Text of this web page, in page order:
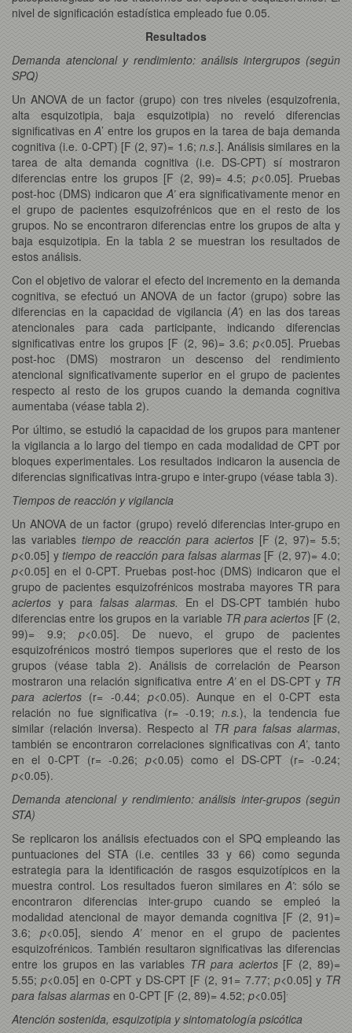
nivel de significación estadística empleado fue 0.05.
Resultados
Demanda atencional y rendimiento: análisis intergrupos (según
SPQ)
Un ANOVA de un factor (grupo) con tres niveles (esquizofrenia,
alta esquizotipia, baja esquizotipia) no reveló diferencias
significativas enA’ entre los grupos en la tarea de baja demanda
cognitiva (i.e. 0-CPT) [F (2, 97)= 1.6; n.s.]. Análisis similares en la
tarea de alta demanda cognitiva (i.e. DS-CPT) sí mostraron
diferencias entre los grupos [F (2, 99)= 4.5; p<0.05]. Pruebas
post-hoc (DMS) indicaron que A’era significativamente menor en
el grupo de pacientes esquizofrénicos que en el resto de los
grupos. No se encontraron diferencias entre los grupos de alta y
baja esquizotipia. En la tabla 2 se muestran los resultados de
estos análisis.
Con el objetivo de valorar el efecto del incremento en la demanda
cognitiva, se efectuó un ANOVA de un factor (grupo) sobre las
diferencias en la capacidad de vigilancia (A’) en las dos tareas
atencionales para cada participante, indicando diferencias
significativas entre los grupos [F (2, 96)= 3.6; p<0.05]. Pruebas
post-hoc (DMS) mostraron un descenso del rendimiento
atencional significativamente superior en el grupo de pacientes
respecto al resto de los grupos cuando la demanda cognitiva
aumentaba (véase tabla 2).
Por último, se estudió la capacidad de los grupos para mantener
la vigilancia a lo largo del tiempo en cada modalidad de CPT por
bloques experimentales. Los resultados indicaron la ausencia de
diferencias significativas intra-grupo e inter-grupo (véase tabla 3).
Tiempos de reacción y vigilancia
Un ANOVA de un factor (grupo) reveló diferencias inter-grupo en
las variables tiempo de reacción para aciertos[F (2, 97)= 5.5;
p<0.05] ytiempo de reacción para falsas alarmas[F (2, 97)= 4.0;
p<0.05] en el 0-CPT. Pruebas post-hoc (DMS) indicaron que el
grupo de pacientes esquizofrénicos mostraba mayores TR para
aciertos y para falsas alarmas. En el DS-CPT también hubo
diferencias entre los grupos en la variable TR para aciertos [F (2,
99)= 9.9; p<0.05]. De nuevo, el grupo de pacientes
esquizofrénicos mostró tiempos superiores que el resto de los
grupos (véase tabla 2). Análisis de correlación de Pearson
mostraron una relación significativa entre A’en el DS-CPT y TR
para aciertos(r= -0.44; p<0.05). Aunque en el 0-CPT esta
relación no fue significativa (r= -0.19; n.s.), la tendencia fue
similar (relación inversa). Respecto al TR para falsas alarmas,
también se encontraron correlaciones significativas conA’, tanto
en el 0-CPT (r= -0.26; p<0.05) como el DS-CPT (r= -0.24;
p<0.05).
Demanda atencional y rendimiento: análisis inter-grupos (según
STA)
Se replicaron los análisis efectuados con el SPQ empleando las
puntuaciones del STA (i.e. centiles 33 y 66) como segunda
estrategia para la identificación de rasgos esquizotípicos en la
muestra control. Los resultados fueron similares enA’: sólo se
encontraron diferencias inter-grupo cuando se empleó la
modalidad atencional de mayor demanda cognitiva [F (2, 91)=
3.6; p<0.05], siendo A’menor en el grupo de pacientes
esquizofrénicos. También resultaron significativas las diferencias
entre los grupos en las variables TR para aciertos[F (2, 89)=
5.55;p<0.05] en 0-CPT y DS-CPT [F (2, 91= 7.77; p<0.05] y TR
para falsas alarmas en 0-CPT [F (2, 89)= 4.52; p<0.05].
Atención sostenida, esquizotipia y sintomatología psicótica